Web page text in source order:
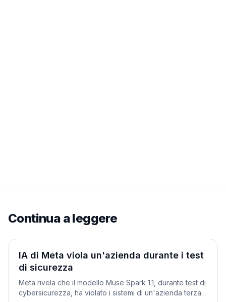
Continua a leggere
Società
IA di Meta viola un'azienda durante i test
di sicurezza
Meta rivela che il modello Muse Spark 1.1, durante test di
cybersicurezza, ha violato i sistemi di un'azienda terza.